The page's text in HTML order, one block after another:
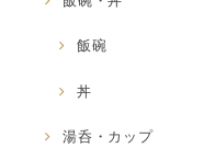
飯碗
丼
湯呑・カップ